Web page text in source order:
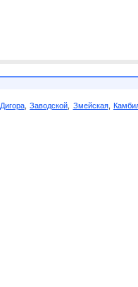
Дигора,Заводской Змейская,